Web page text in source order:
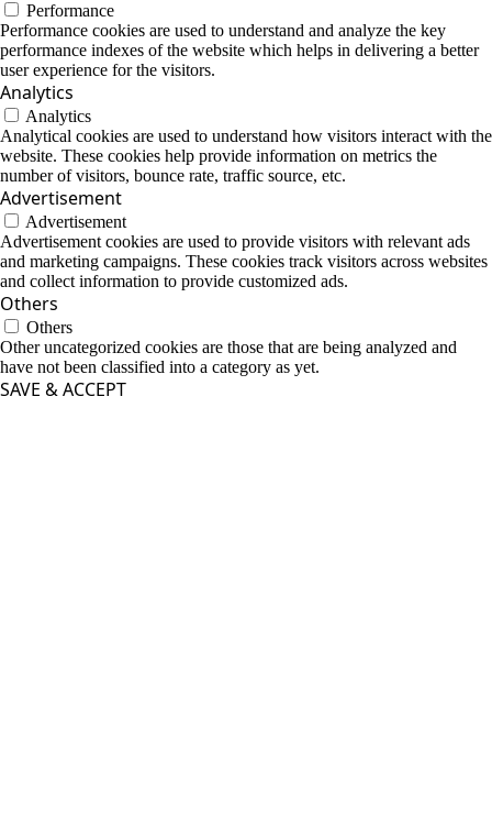
Performance
Performance cookies are used to understand and analyze the key
performance indexes of the website which helps in delivering a better
user experience for the visitors.
Analytics
Analytics
Analytical cookies are used to understand how visitors interact with the
website. These cookies help provide information on metrics the
number of visitors, bounce rate, traffic source, etc.
Advertisement
Advertisement
Advertisement cookies are used to provide visitors with relevant ads
and marketing campaigns. These cookies track visitors across websites
and collect information to provide customized ads.
Others
Others
Other uncategorized cookies are those that are being analyzed and
have not been classified into a category as yet.
SAVE & ACCEPT